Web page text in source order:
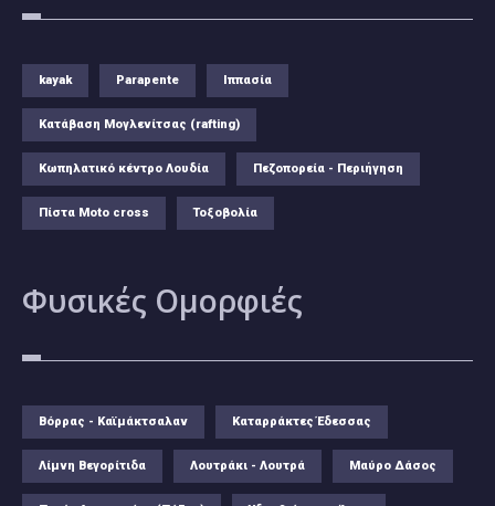
kayak Parapente Ιππασία
Κατάβαση Μογλενίτσας (rafting)
Κωπηλατικό κέντρο Λουδία Πεζοπορεία - Περιήγηση
Πίστα Moto cross Τοξοβολία
Φυσικές Ομορφιές
Βόρρας - Καϊμάκτσαλαν Καταρράκτες Έδεσσας
Λίμνη Βεγορίτιδα Λουτράκι - Λουτρά Μαύρο Δάσος